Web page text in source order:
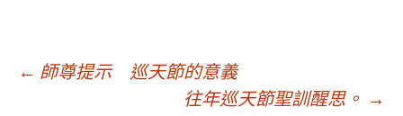
文
← 師尊提示 巡天節的意義
往年巡天節聖訓醒思。 →